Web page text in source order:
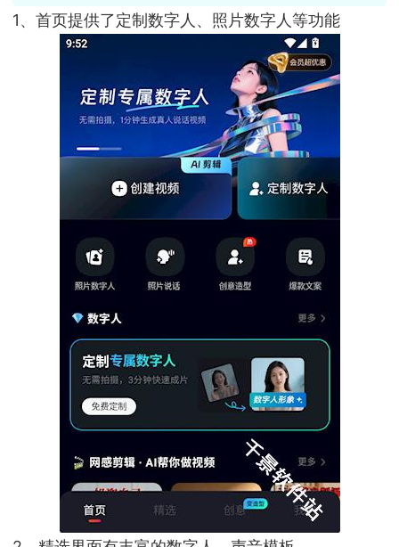
1、首页提供了定制数字人、照片数字人等功能